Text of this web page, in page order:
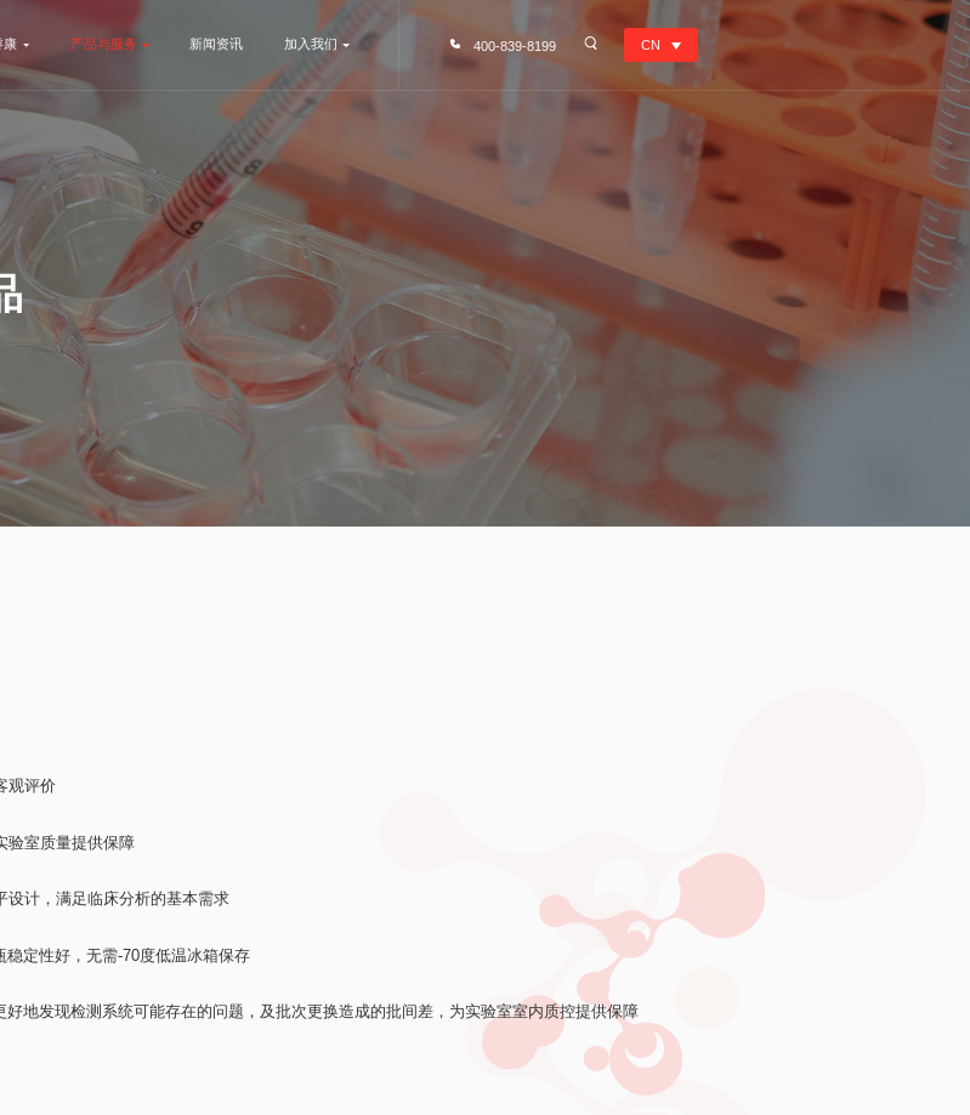
康 产品与服务 新闻资讯 加入我们 400-839-8199 CN
观评价
验室质量提供保障
设计，满足临床分析的基本需求
定性好，无需-70度低温冰箱保存
地发现检测系统可能存在的问题，及批次更换造成的批间差，为实验室室内质控提供保障